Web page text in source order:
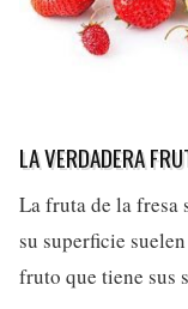
LA VERDADERA
La fruta de la fresa
su superficie
fruto que tiene sus